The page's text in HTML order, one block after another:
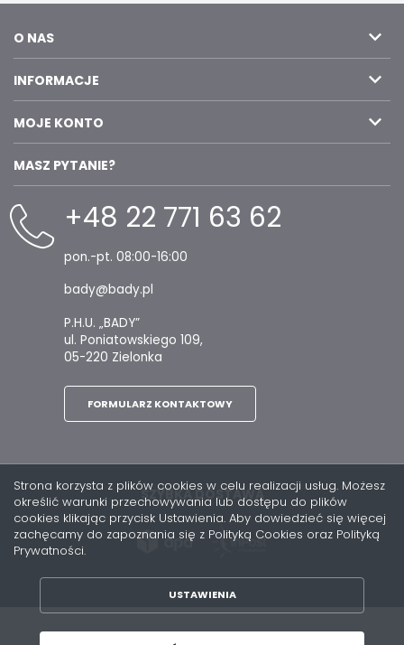
O NAS
INFORMACJE
MOJE KONTO
MASZ PYTANIE?
+48 22 771 63 62
pon.-pt. 08:00-16:00
bady@bady.pl
P.H.U. „BADY”
ul. Poniatowskiego 109,
05-220 Zielonka
FORMULARZ KONTAKTOWY
SZYBKA DOSTAWA
Strona korzysta z plików cookies w celu realizacji usług. Możesz
określić warunki przechowywania lub dostępu do plików
cookies klikając przycisk Ustawienia. Aby dowiedzieć się więcej
zachęcamy do zapoznania się z Polityką Cookies oraz Polityką
Prywatności.
USTAWIENIA
ZAPISZ WYBRANE